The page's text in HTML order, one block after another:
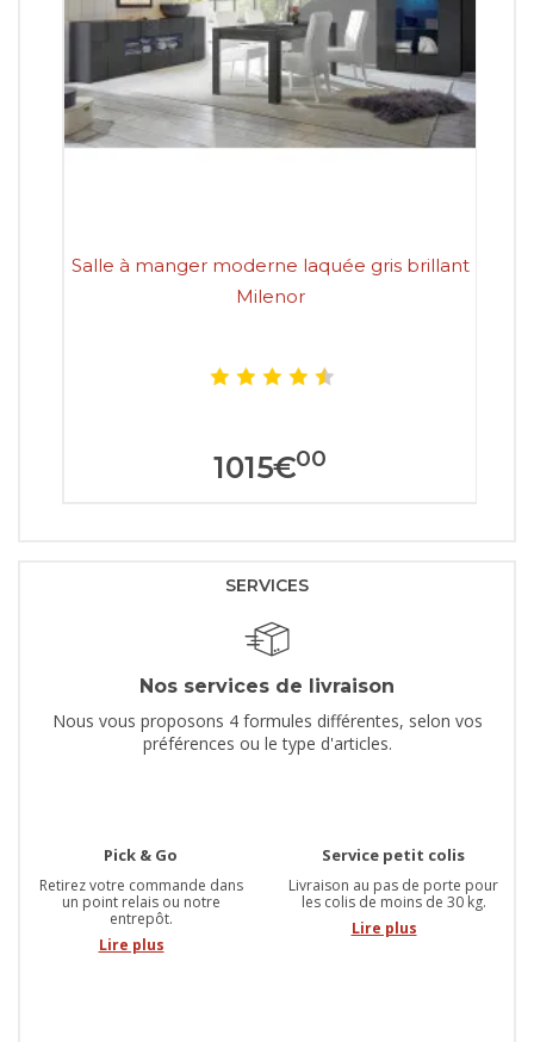
Salle à manger moderne laquée gris brillant
Milenor
1015€00
SERVICES
Nos services de livraison
Nous vous proposons 4 formules différentes, selon vos
préférences ou le type d'articles.
Pick & Go
Retirez votre commande dans
un point relais ou notre
entrepôt.
Lire plus
Service petit colis
Livraison au pas de porte pour
les colis de moins de 30 kg.
Lire plus